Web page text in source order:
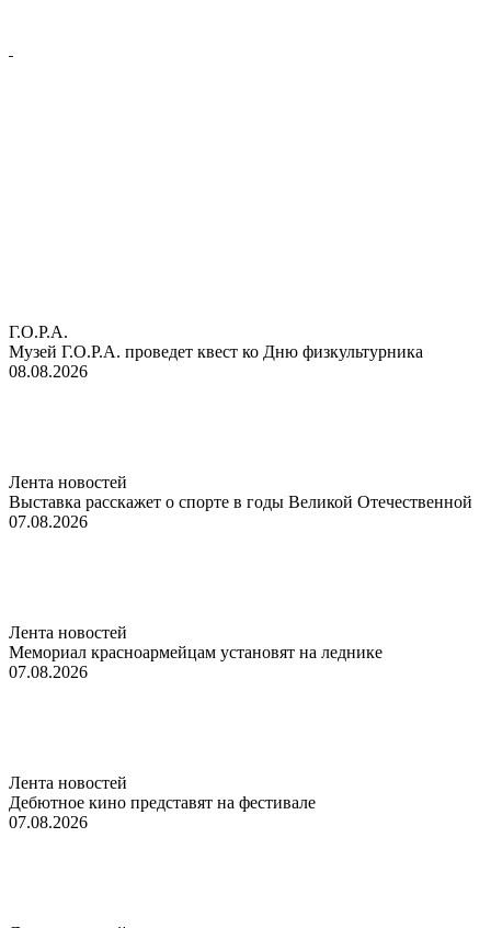
Г.О.Р.А.
Музей Г.О.Р.А. проведет квест ко Дню физкультурника
08.08.2026
Лента новостей
Выставка расскажет о спорте в годы Великой Отечественной
07.08.2026
Лента новостей
Мемориал красноармейцам установят на леднике
07.08.2026
Лента новостей
Дебютное кино представят на фестивале
07.08.2026